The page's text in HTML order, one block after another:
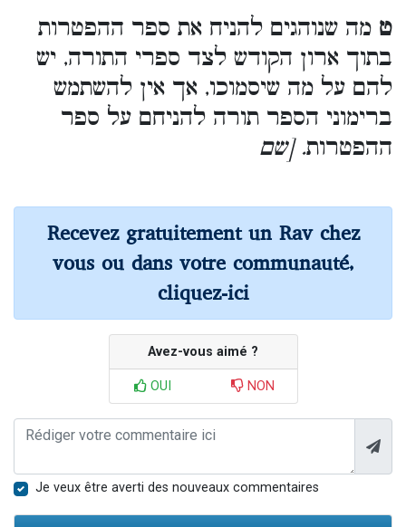
ט מה שנוהגים להניח את ספר ההפטרות
בתוך ארון הקודש לצד ספרי התורה, יש
להם על מה שיסמוכו, אך אין להשתמש
ברימוני הספר תורה להניחם על ספר
ההפטרות. [שם
Recevez gratuitement un Rav chez
vous ou dans votre communauté,
cliquez-ici
Avez-vous aimé ?
OUI NON
Je veux être averti des nouveaux commentaires